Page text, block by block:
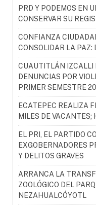
PRD Y PODEMOS EN
CONSERVAR SU
CONFIANZA
CONSOLIDAR LA PAZ:
CUAUTITLÁN IZCALLI
DENUNCIAS POR
PRIMER SEMESTRE
ECATEPEC REALIZA
MILES DE
EL PRI, EL PARTIDO
EXGOBERNADORES
Y DELITOS GRAVES
ARRANCA LA
ZOOLÓGICO DEL
NEZAHUALCÓYOTL